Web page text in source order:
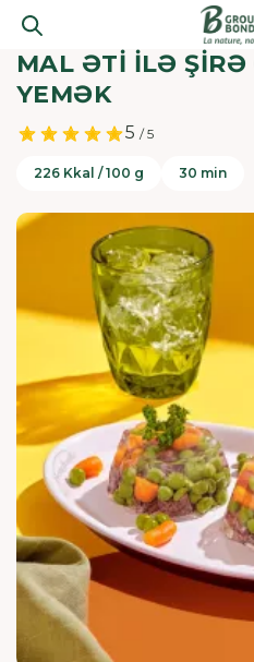
MAL ƏTİ İLƏ ŞİRƏ
YEMƏK
5 / 5
226 Kkal / 100 g 30 min